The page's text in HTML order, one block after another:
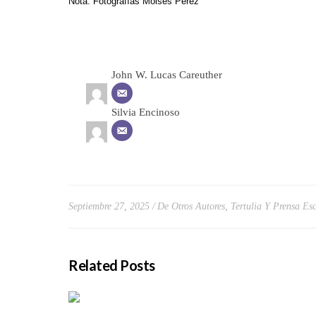
John W. Lucas Careuther
Silvia Encinoso
Septiembre 27, 2025 De Otros Autores Tertulia Y Prensa
Related Posts